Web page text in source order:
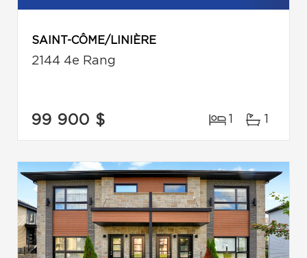
SAINT-CÔME/LINIÈRE
2144 4e Rang
99 900 $ 1 1